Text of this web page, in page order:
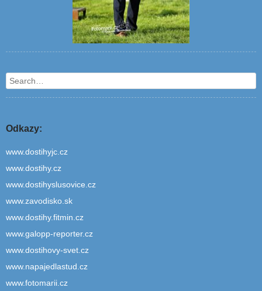
Search
Odkazy:
www.dostihyjc.cz
www.dostihy.cz
www.dostihyslusovice.cz
www.zavodisko.sk
www.dostihy.fitmin.cz
www.galopp-reporter.cz
www.dostihovy-svet.cz
www.napajedlastud.cz
www.fotomarii.cz